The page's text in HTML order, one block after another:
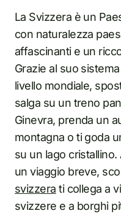
La Svizzera è un
con naturalezza
affascinanti e un
Grazie al suo
livello mondiale,
salga su un treno
Ginevra, prenda un
montagna o ti goda
su un lago
un viaggio breve,
svizzera ti collega a
svizzere e a borghi